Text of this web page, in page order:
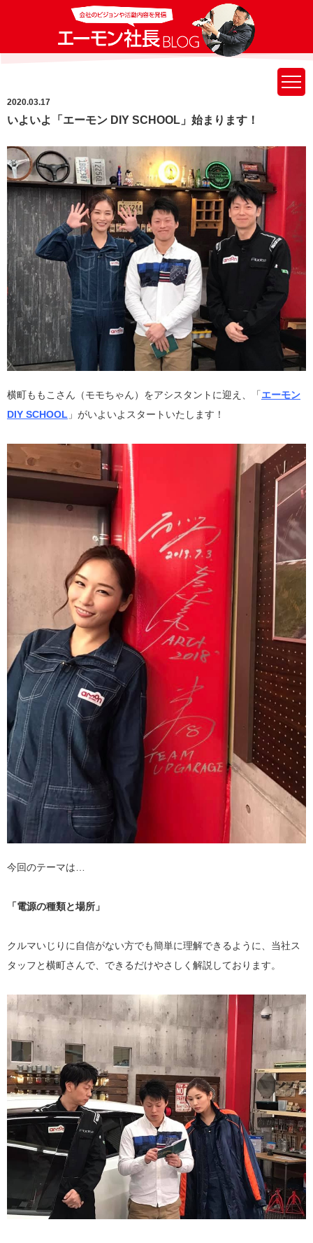
2020.03.17
いよいよ「エーモン DIY SCHOOL」始まります！
横町ももこさん（モモちゃん）をアシスタントに迎え、「エーモン
DIY SCHOOL 」がいよいよスタートいたします！
今回のテーマは…
「電源の種類と場所」
クルマいじりに自信がない方でも簡単に理解できるように、当社ス
タッフと横町さんで、できるだけやさしく解説しております。